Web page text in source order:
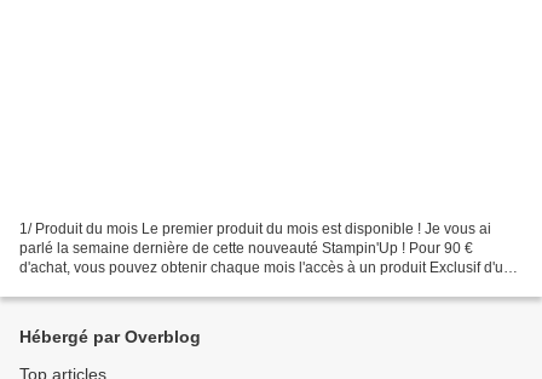
1/ Produit du mois Le premier produit du mois est disponible ! Je vous ai
parlé la semaine dernière de cette nouveauté Stampin'Up ! Pour 90 €
d'achat, vous pouvez obtenir chaque mois l'accès à un produit Exclusif d'une
Hébergé par Overblog
Top articles